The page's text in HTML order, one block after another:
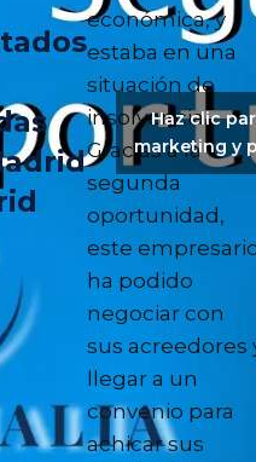
económica, y
estaba en una
situación de
insolvencia.
Gracias a la
segunda
oportunidad,
este
ha podido
negociar con
sus acreedores
llegar a un
convenio para
achicar sus
Haz clic
marketing y